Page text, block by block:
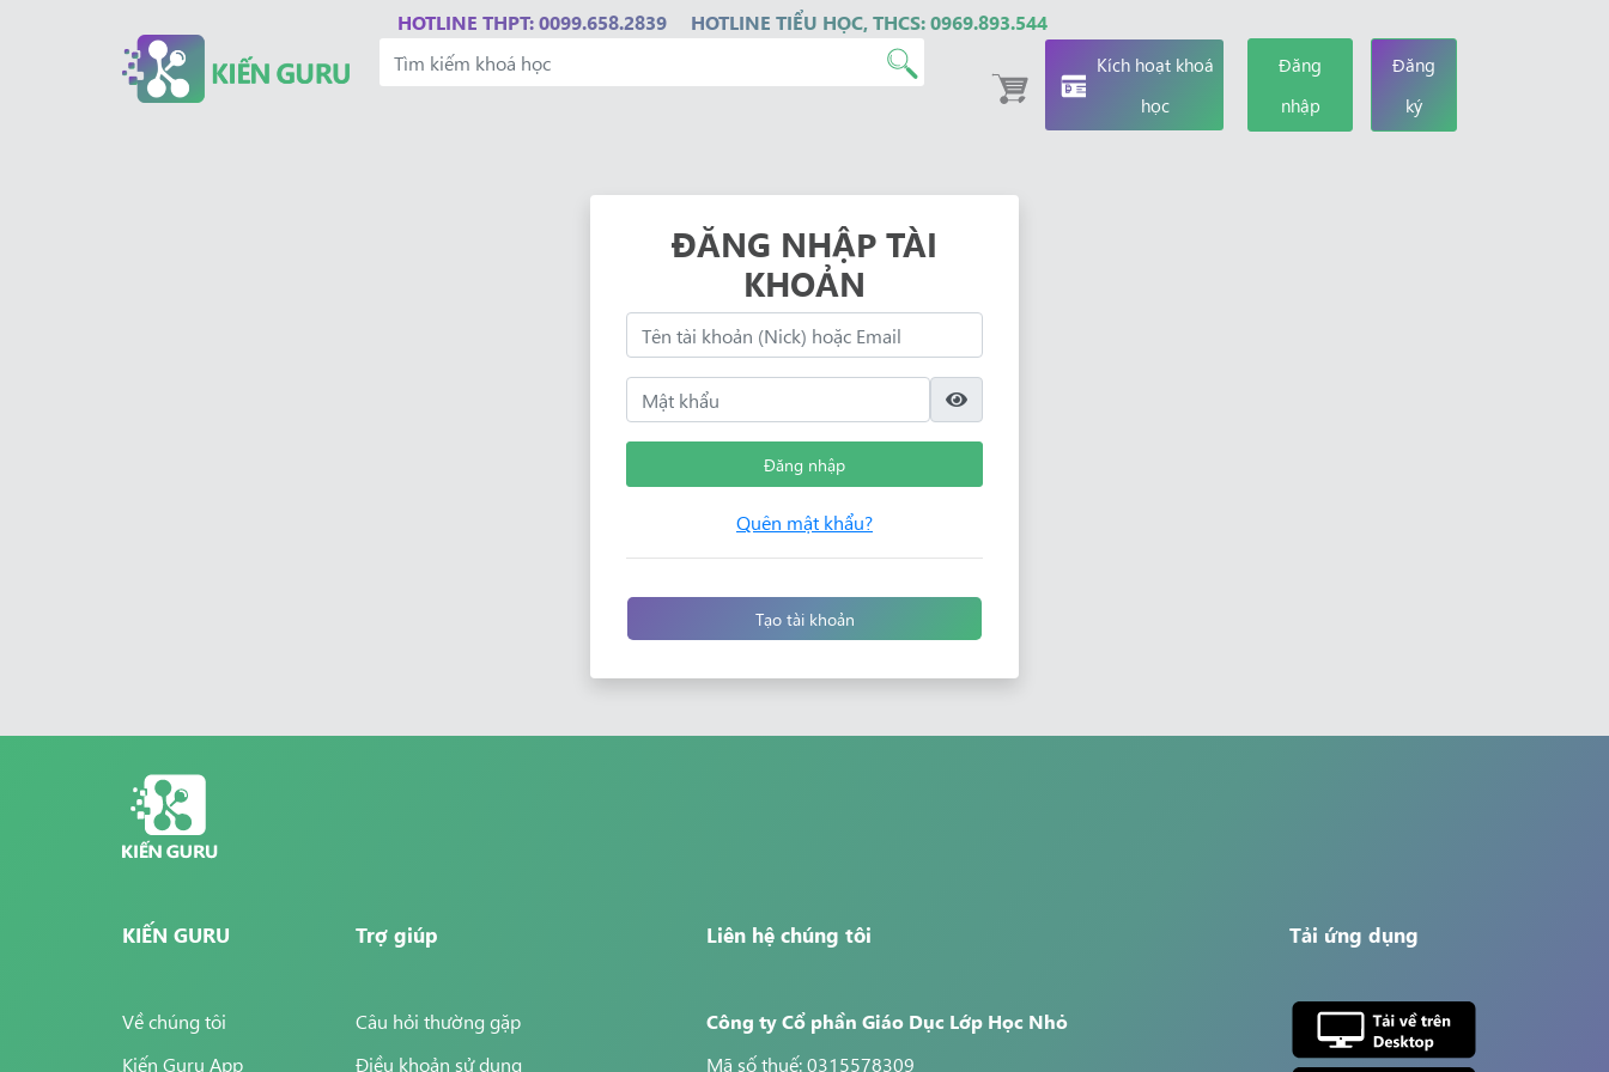
HOTLINE THPT: 0099.658.2839 HOTLINE TIỂU HỌC, THCS: 0969.893.544
Kích hoạt khoá
học
Đăng
nhập
Đăng
ký
ĐĂNG NHẬP TÀI
KHOẢN
Đăng nhập
Quên mật khẩu?
Tạo tài khoản
KIẾN GURU
Về chúng tôi
Kiến Guru App
Trợ giúp
Câu hỏi thường gặp
Điều khoản sử dụng
Liên hệ chúng tôi
Công ty Cổ phần Giáo Dục Lớp Học Nhỏ
Mã số thuế: 0315578309
Tải ứng dụng